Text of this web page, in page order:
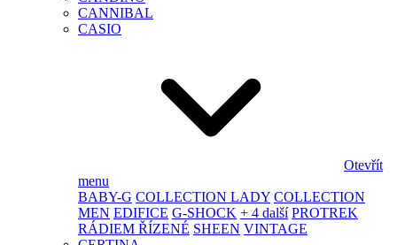
CANNIBAL
CASIO
Otevřít
menu
BABY-G COLLECTION LADY COLLECTION
MEN EDIFICE G-SHOCK + 4 další PROTREK
RÁDIEM ŘÍZENÉ SHEEN VINTAGE